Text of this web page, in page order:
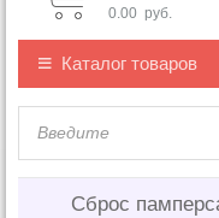
0.00 руб.
Каталог товаров
Сброс